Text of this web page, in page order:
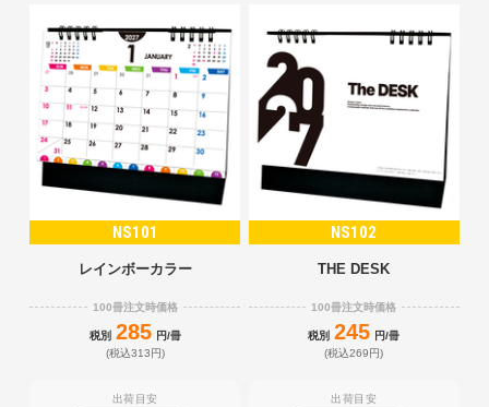
NS101
レインボーカラー
100冊注文時価格
税別 285 円/冊
(税込313円)
出荷目安
NS102
THE DESK
100冊注文時価格
税別 245 円/冊
(税込269円)
出荷目安